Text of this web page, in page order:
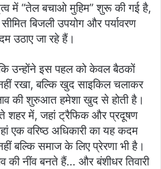
में “तेल बचाओ मुहिम” शुरू की गई है,
बिजली उपयोग और पर्यावरण
उठाए जा रहे हैं।
उन्होंने इस पहल को केवल बैठकों
रखा, बल्कि खुद साइकिल चलाकर
की शुरुआत हमेशा खुद से होती है।
शहर में, जहां ट्रैफिक और प्रदूषण
एक वरिष्ठ अधिकारी का यह कदम
बल्कि समाज के लिए प्रेरणा भी है।
की नींव बनते हैं… और बंशीधर तिवारी